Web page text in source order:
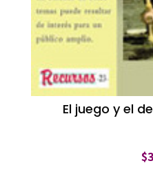
El juego y el
$